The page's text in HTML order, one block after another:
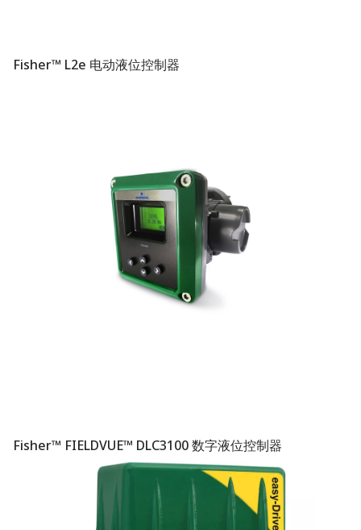
Fisher™ L2e 电动液位控制器
Fisher™ FIELDVUE™ DLC3100 数字液位控制器